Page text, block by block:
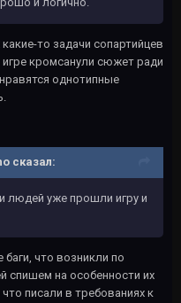
то задачи сопартийцев
кромсанули сюжет ради
однотипные
сказал:
людей уже прошли игру и
что возникли по
спишем на особенности их
писали в требованиях к